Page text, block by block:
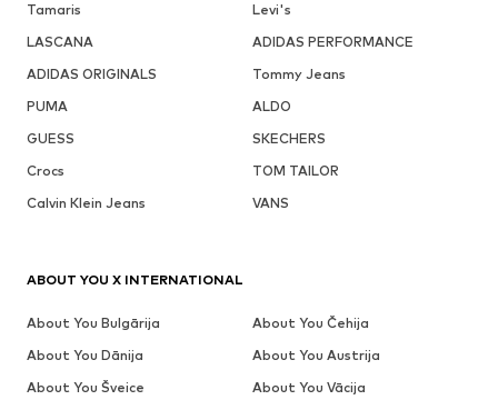
Tamaris
Levi's
LASCANA
ADIDAS PERFORMANCE
ADIDAS ORIGINALS
Tommy Jeans
PUMA
ALDO
GUESS
SKECHERS
Crocs
TOM TAILOR
Calvin Klein Jeans
VANS
ABOUT YOU X INTERNATIONAL
About You Bulgārija
About You Čehija
About You Dānija
About You Austrija
About You Šveice
About You Vācija